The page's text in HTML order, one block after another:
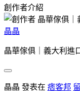
創作者介紹
晶晶
晶華傢俱｜義大利進
晶晶 發表在 痞客邦